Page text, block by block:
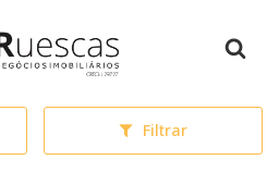
inicial
Filtrar